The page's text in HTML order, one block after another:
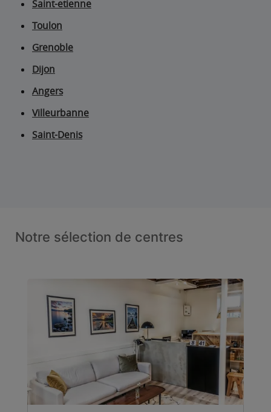
Saint-etienne
Toulon
Grenoble
Dijon
Angers
Villeurbanne
Saint-Denis
Notre sélection de centres